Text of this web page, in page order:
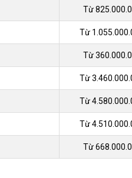
Từ
Từ
Từ
Từ
Từ
Từ
Từ